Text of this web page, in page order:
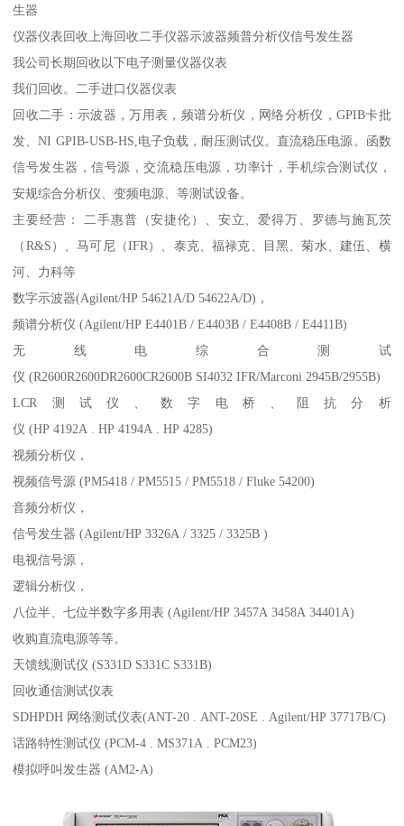
生器
仪器仪表回收上海回收二手仪器示波器频普分析仪信号发生器
我公司长期回收以下电子测量仪器仪表
我们回收。二手进口仪器仪表
回收二手：示波器，万用表，频谱分析仪，网络分析仪，GPIB卡批
发、NI GPIB-USB-HS,电子负载，耐压测试仪。直流稳压电源。函数
信号发生器，信号源，交流稳压电源，功率计，手机综合测试仪，
安规综合分析仪、变频电源、等测试设备。
主要经营： 二手惠普（安捷伦）、安立、爱得万、罗德与施瓦茨
（R&S）、马可尼（IFR）、泰克、福禄克、目黑、菊水、建伍、横
河、力科等
数字示波器(Agilent/HP 54621A/D 54622A/D)，
频谱分析仪 (Agilent/HP E4401B / E4403B / E4408B / E4411B)
无线电综合测试
仪 (R2600R2600DR2600CR2600B SI4032 IFR/Marconi 2945B/2955B)
LCR测试仪、数字电桥、阻抗分析
仪 (HP 4192A . HP 4194A . HP 4285)
视频分析仪，
视频信号源 (PM5418 / PM5515 / PM5518 / Fluke 54200)
音频分析仪，
信号发生器 (Agilent/HP 3326A / 3325 / 3325B )
电视信号源，
逻辑分析仪，
八位半、七位半数字多用表 (Agilent/HP 3457A 3458A 34401A)
收购直流电源等等。
天馈线测试仪 (S331D S331C S331B)
回收通信测试仪表
SDHPDH 网络测试仪表(ANT-20 . ANT-20SE . Agilent/HP 37717B/C)
话路特性测试仪 (PCM-4 . MS371A . PCM23)
模拟呼叫发生器 (AM2-A)